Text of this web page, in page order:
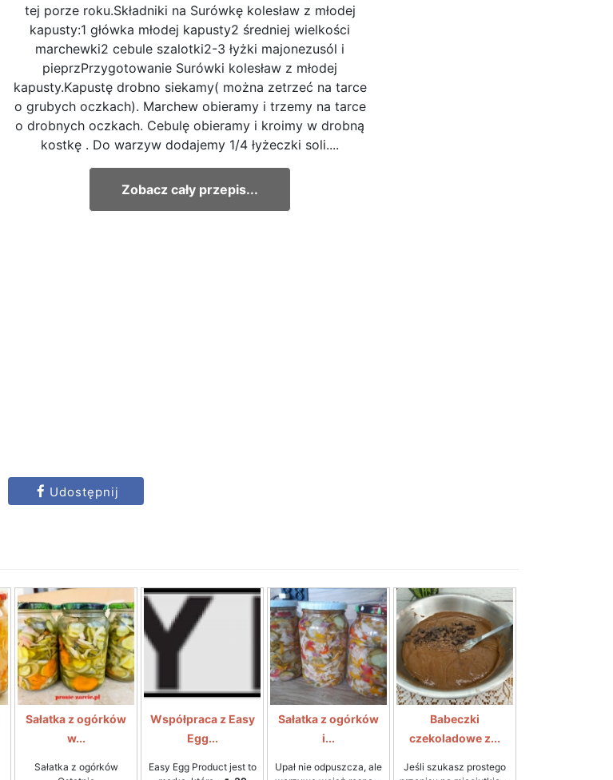
tej porze roku.Składniki na Surówkę kolesław z młodej
kapusty:1 główka młodej kapusty2 średniej wielkości
marchewki2 cebule szalotki2-3 łyżki majonezusól i
pieprzPrzygotowanie Surówki kolesław z młodej
kapusty.Kapustę drobno siekamy( można zetrzeć na tarce
o grubych oczkach). Marchew obieramy i trzemy na tarce
o drobnych oczkach. Cebulę obieramy i kroimy w drobną
kostkę . Do warzyw dodajemy 1/4 łyżeczki soli....
Zobacz cały przepis...
Udostępnij
Sałatka z ogórków
w...
Sałatka z ogórków
Współpraca z Easy
Egg...
Easy Egg Product jest to
Sałatka z ogórków
i...
Upał nie odpuszcza, ale
Babeczki
czekoladowe z...
Jeśli szukasz prostego